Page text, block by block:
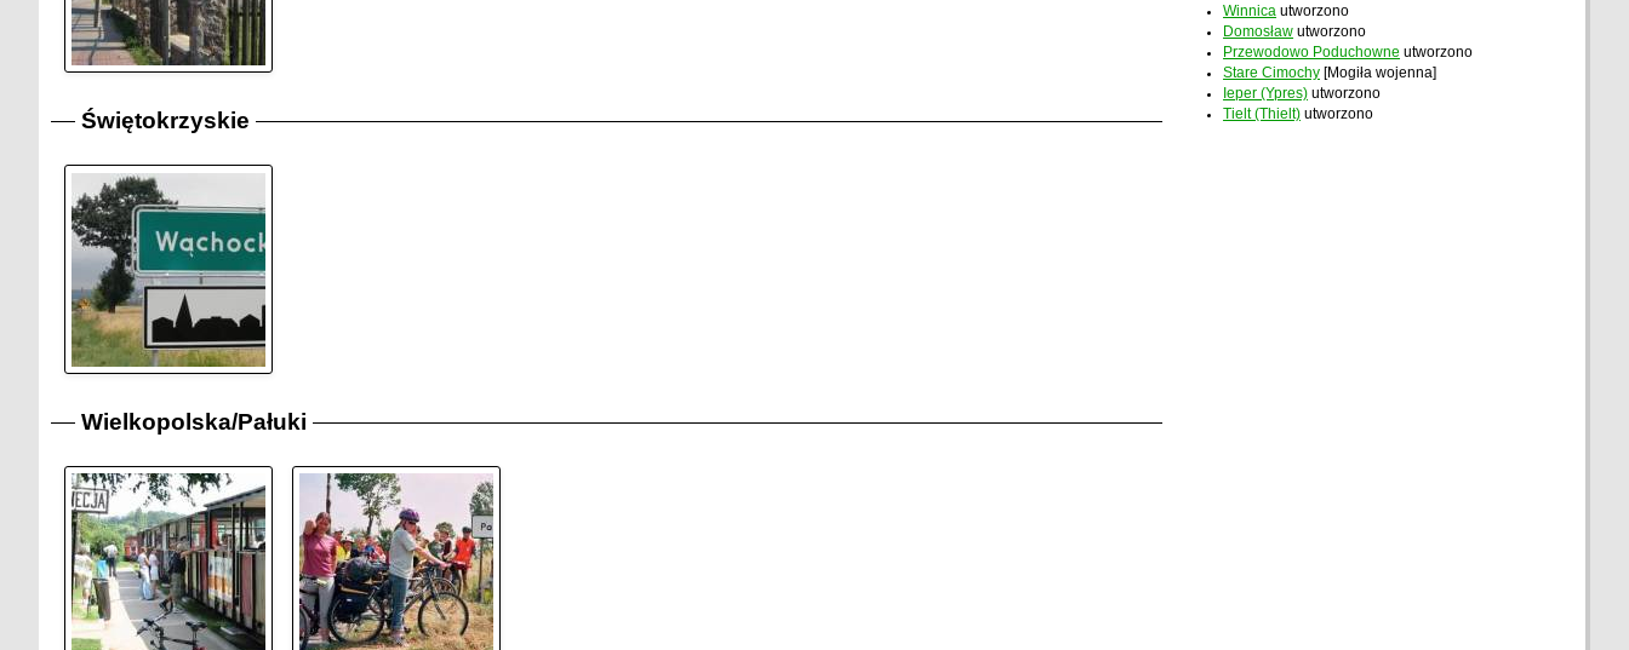
Świętokrzyskie
Wielkopolska/Pałuki
Winnica utworzono
Domosław utworzono
Przewodowo Poduchowne utworzono
Stare Cimochy [Mogiła wojenna]
Ieper (Ypres) utworzono
Tielt (Thielt) utworzono